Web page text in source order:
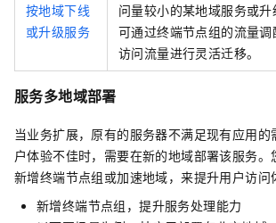
按地域下线
或升级服务
问量较小的某地域服务或升
可通过终端节点组的流量
访问流量进行灵活迁移。
服务多地域部署
当业务扩展，原有的服务器不满足现有应用的
户体验不佳时，需要在新的地域部署该服务。
新增终端节点组或加速地域，来提升用户访问
新增终端节点组，提升服务处理能力